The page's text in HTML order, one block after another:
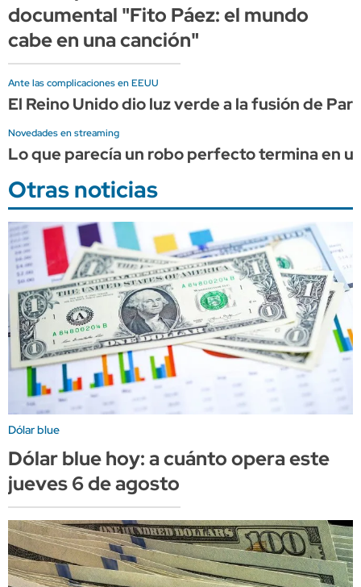
documental "Fito Páez: el mundo
cabe en una canción"
Ante las complicaciones en EEUU
El Reino Unido dio luz verde a la fusión de
Novedades en streaming
Lo que parecía un robo perfecto termina en
Otras noticias
Dólar blue
Dólar blue hoy: a cuánto opera este
jueves 6 de agosto